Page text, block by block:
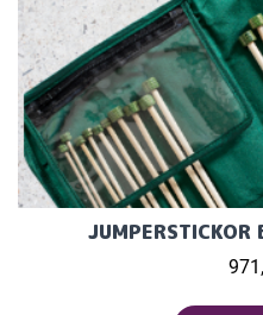
JUMPERSTICKOR